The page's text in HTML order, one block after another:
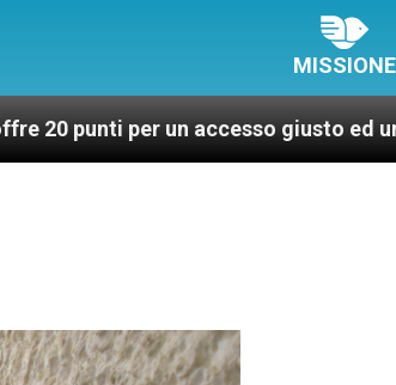
MISSIONE
accesso giusto ed universale ai